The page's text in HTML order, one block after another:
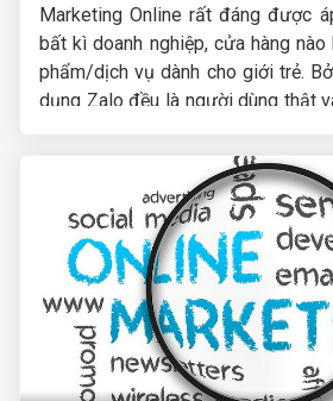
Marketing Online rất đáng được
bất kì doanh nghiệp, cửa hàng
phẩm/dịch vụ dành cho giới trẻ.
dụng Zalo đều là người dùng thật
xuyên thì một khi quảng cáo
Zalo thì sẽ chắc chắn tiếp cận
có nhu cầu mua bán thật, đúng
sản phẩm/dịch vụ đang quảng cáo.